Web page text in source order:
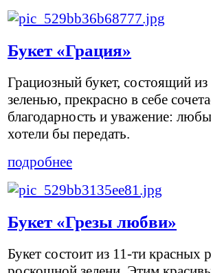
Букет «Грация»
Грациозный букет, состоящий
зеленью, прекрасно в себе
благодарность и уважение:
хотели бы передать.
подробнее
Букет «Грезы любви»
Букет состоит из 11-ти красных